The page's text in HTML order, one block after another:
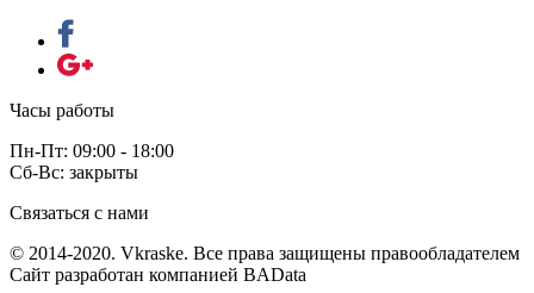
Часы работы
Пн-Пт: 09:00 - 18:00
Сб-Вс: закрыты
Связаться с нами
© 2014-2020. Vkraske. Все права защищены правообладателем
Сайт разработан компанией BAData